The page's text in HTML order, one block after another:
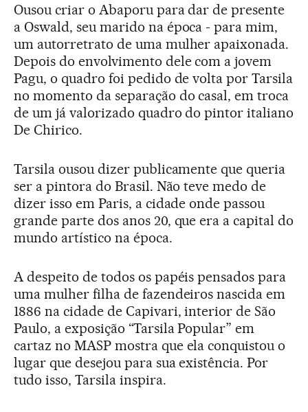
Ousou criar o Abaporu para dar de presente
a Oswald, seu marido na época - para mim,
um autorretrato de uma mulher apaixonada.
Depois do envolvimento dele com a jovem
Pagu, o quadro foi pedido de volta por Tarsila
no momento da separação do casal, em troca
de um já valorizado quadro do pintor italiano
De Chirico.
Tarsila ousou dizer publicamente que queria
ser a pintora do Brasil. Não teve medo de
dizer isso em Paris, a cidade onde passou
grande parte dos anos 20, que era a capital do
mundo artístico na época.
A despeito de todos os papéis pensados para
uma mulher filha de fazendeiros nascida em
1886 na cidade de Capivari, interior de São
Paulo, a exposição “Tarsila Popular” em
cartaz no MASP mostra que ela conquistou o
lugar que desejou para sua existência. Por
tudo isso, Tarsila inspira.